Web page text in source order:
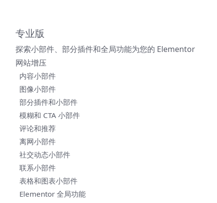
专业版
探索小部件、部分插件和全局功能为您的 Elementor
网站增压
内容小部件
图像小部件
部分插件和小部件
模糊和 CTA 小部件
评论和推荐
离网小部件
社交动态小部件
联系小部件
表格和图表小部件
Elementor 全局功能